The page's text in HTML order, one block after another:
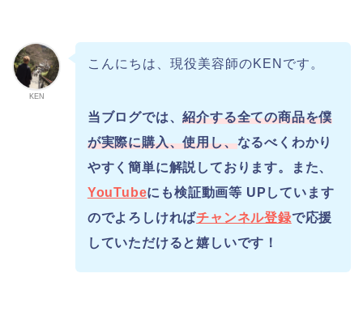
KEN
こんにちは、現役美容師のKENです。
当ブログでは、紹介する全ての商品を僕
が実際に購入、使用し、なるべくわかり
やすく簡単に解説しております。また、
YouTubeにも検証動画等 UPしています
のでよろしければチャンネル登録で応援
していただけると嬉しいです！